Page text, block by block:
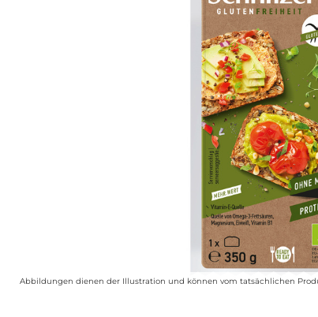
Abbildungen dienen der Illustration und können vom tatsächlichen